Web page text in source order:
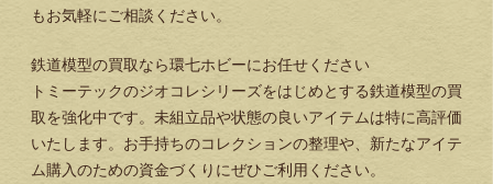
もお気軽にご相談ください。
鉄道模型の買取なら環七ホビーにお任せください
トミーテックのジオコレシリーズをはじめとする鉄道模型の買
取を強化中です。未組立品や状態の良いアイテムは特に高評価
いたします。お手持ちのコレクションの整理や、新たなアイテ
ム購入のための資金づくりにぜひご利用ください。